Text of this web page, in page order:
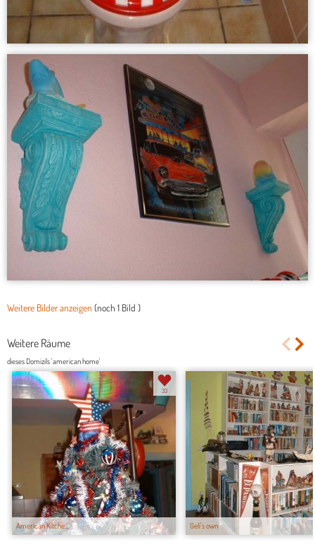
Weitere Bilder anzeigen (noch 1 Bild )
Weitere Räume
dieses Domizils 'american home'
American Kitche...
33
Geli's own